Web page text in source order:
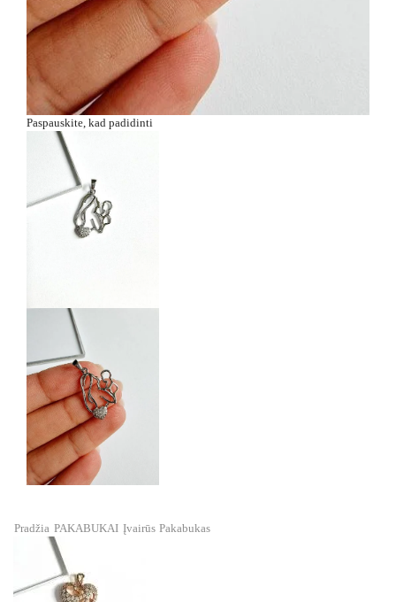
Paspauskite, kad padidinti
Pradžia PAKABUKAI Įvairūs Pakabukas